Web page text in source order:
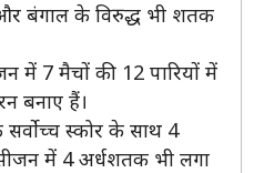
बंगाल के विरुद्ध भी शतक
में 7 मैचों की 12 पारियों में
बनाए हैं।
स्कोर के साथ 4
में 4 अर्धशतक भी लगा